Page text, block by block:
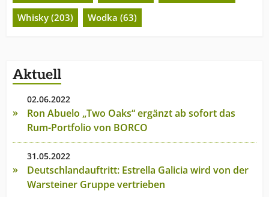
Whisky (203)
Wodka (63)
Aktuell
02.06.2022
Ron Abuelo „Two Oaks“ ergänzt ab sofort das
Rum-Portfolio von BORCO
31.05.2022
Deutschlandauftritt: Estrella Galicia wird von der
Warsteiner Gruppe vertrieben